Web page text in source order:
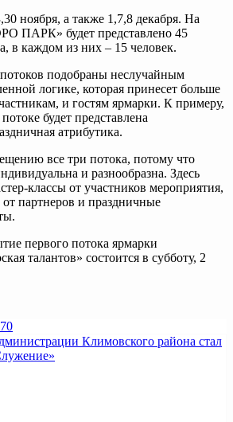
ноября, а также 1,7,8 декабря. На
ПАРК» будет представлено 45
в каждом из них – 15 человек.
подобраны неслучайным
логике, которая принесет больше
и гостям ярмарки. К примеру,
будет представлена
атрибутика.
все три потока, потому что
и разнообразна. Здесь
классы от участников мероприятия,
партнеров и праздничные
первого потока ярмарки
талантов» состоится в субботу, 2
70